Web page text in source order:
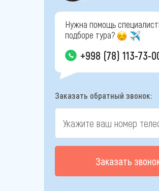
Нужна помощь
подборе тура?
+998 (78) 113-73-
Заказать обратный звонок:
Заказать